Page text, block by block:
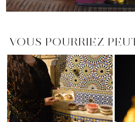
VOUS POURRIEZ